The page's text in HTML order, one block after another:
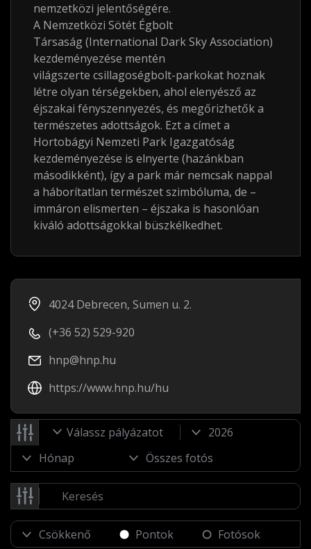
nemzetközi jelentőségére.
A Nemzetközi Sötét Égbolt
Társaság (International Dark Sky Association)
kezdeményezése mentén
világszerte csillagoségbolt-parkokat hoznak
létre olyan térségekben, ahol elenyésző az
éjszakai fényszennyezés, és megőrizhetők a
természetes adottságok. Ezt a címet a
Hortobágyi Nemzeti Park Igazgatóság
kezdeményezése is elnyerte (hazánkban
másodikként), így a park már nemcsak nappal
a háborítatlan természet szimbóluma, de –
immáron elismerten – éjszaka is hasonlóan
kiváló adottságokkal büszkélkedhet.
4024 Debrecen, Sumen u. 2.
(+36 52) 529-920
hnp@hnp.hu
https://www.hnp.hu/hu
Válassz pályázatot
Pontok Fotósok